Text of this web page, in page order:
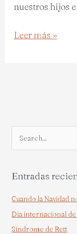
nuestros hijos
Leer más »
c
Entradas
Cuando la Navidad
Día internacional
Síndrome de Rett